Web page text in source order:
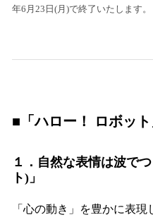
年6月23日(月)で終了いたします。
■「ハロー！ ロボッ
１．自然な表情は波で
ト)」
「心の動き」を豊かに表